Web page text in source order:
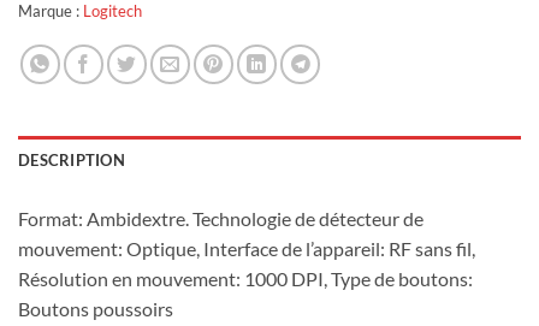
Marque : Logitech
DESCRIPTION
Format: Ambidextre. Technologie de détecteur de
mouvement: Optique, Interface de l’appareil: RF sans fil,
Résolution en mouvement: 1000 DPI, Type de boutons:
Boutons poussoirs